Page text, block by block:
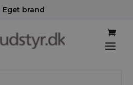
Eget brand